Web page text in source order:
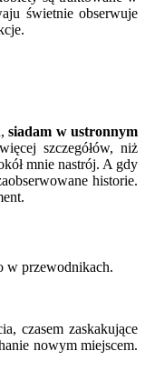
świetnie obserwuje
siadam w ustronnym
szczegółów, niż
mnie nastrój. A gdy
historie.
w przewodnikach.
czasem zaskakujące
nowym miejscem.